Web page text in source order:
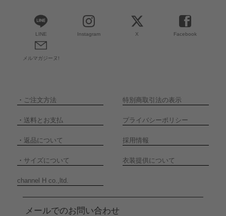
LINE Instagram X Facebook
メルマガジーヌ!
・ ご注文方法 特別商取引法の表示
・ 送料とお支払 プライバシーポリシー
・ 返品について 採用情報
・ サイズについて 衣装提供について
channel H co.,ltd.
メールでのお問い合わせ